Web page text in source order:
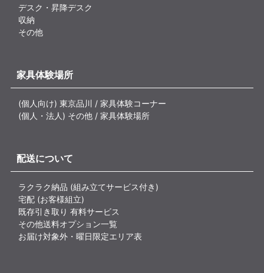
デスク・昇降デスク
収納
その他
家具体験場所
(個人向け) 東京品川 / 家具体験コーナー
(個人・法人) その他 / 家具体験場所
配送について
ラクラク納品 (組み立てサービス付き)
宅配 (お客様組立)
既存引き取り 有料サービス
その他送料オプション一覧
お届け対象外・曜日限定エリア表